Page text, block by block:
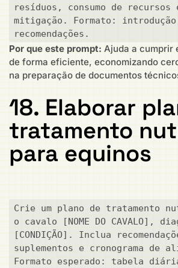
resíduos, consumo de recursos
mitigação. Formato:
recomendações.
Por que este prompt: Ajuda a cumprir
de forma eficiente, economizando
na preparação de documentos
18. Elaborar
tratamento
para equinos
Crie um plano de tratamento
o cavalo [NOME DO CAVALO],
[CONDIÇÃO]. Inclua
suplementos e cronograma de
Formato esperado: tabela